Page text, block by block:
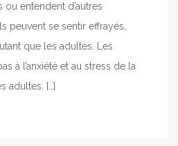
entendent d’autres
peuvent se sentir effrayés,
que les adultes. Les
à l’anxiété et au stress de la
adultes. […]